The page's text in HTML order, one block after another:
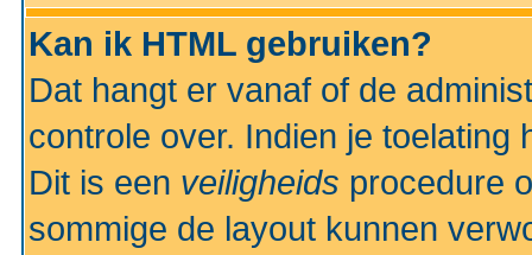
Kan ik HTML gebruiken?
Dat hangt er vanaf of de
controle over. Indien je
Dit is een veiligheids procedure
sommige de layout kunnen